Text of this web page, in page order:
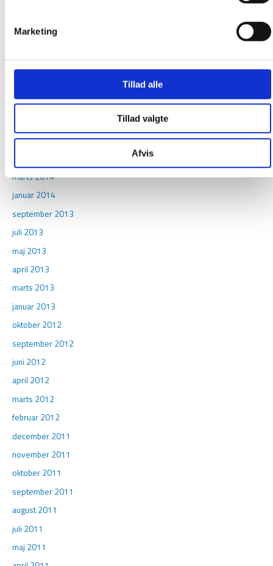
Marketing
Tillad alle
Tillad valgte
Afvis
juni 2015
november 2014
maj 2014
marts 2014
januar 2014
september 2013
juli 2013
maj 2013
april 2013
marts 2013
januar 2013
oktober 2012
september 2012
juni 2012
april 2012
marts 2012
februar 2012
december 2011
november 2011
oktober 2011
september 2011
august 2011
juli 2011
maj 2011